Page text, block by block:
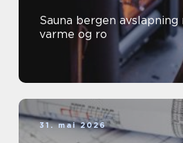
Sauna bergen avslapning med fjord,
varme og ro
31. mai 2026